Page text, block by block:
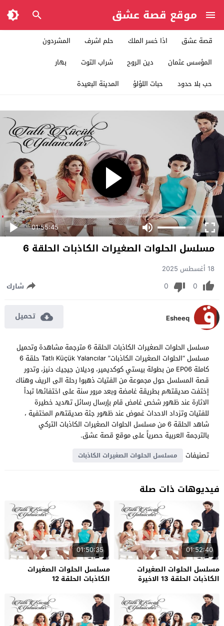
موقع قصة عشق
قصة عشق اذا خسر الملك حلم اشرف
المشردون
المؤسس عثمان
دين الروح شراب التوت
بهار
حب بلا حدود
حبات اللؤلؤ المدينة البعيدة
01:55:45
مسلسل الحلوات الصغيرات الكاذبات الحلقة 6
18 أغسطس 2025
0
0 شارك
Esheeq تحميل
مسلسل الحلوات الصغيرات الكاذبات الحلقة 6 مترجمة مشاهدة وتحميل
مسلسل “الحلوات الصغيرات الكاذبات” Tatlı Küçük Yalancılar حلقة 6
كاملة EP06 من بطولة بيستي كوكديمير، وديلان جيجيك دنيز، وتدور
قصة المسلسل حول مجموعة من الفتيات ذهبوا رحلة الى الريف وهناك
إختفت صديقتهم بطريقة غامضة وبعد مرور سنة على اختفائها تبدأ
الاثارة عند ظهور شخص غامض قام بإرسال رسائل تهديد خطيرة
للفتيات وتزداد الاحداث غموض عند ظهور جثة صديقتهم المختفية ،
شاهد الحلقة 6 من مسلسل الحلوات الصغيرات الكاذبات التركي
بالترجمة العربية حصرياً على موقع قصة عشق.
تصنيفات
مسلسل الحلوات الصغيرات الكاذبات
فيديوهات ذات صلة
01:52:40
مسلسل الحلوات الصغيرات
الكاذبات الحلقة 13 الاخيرة
01:50:35
مسلسل الحلوات الصغيرات
الكاذبات الحلقة 12